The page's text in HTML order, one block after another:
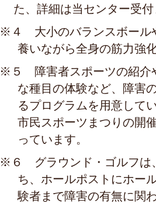
た、詳細は当センター受
※４ 大小のバランスボール
養いながら全身の筋力強
※５ 障害者スポーツの紹介
な種目の体験など、障害
るプログラムを用意して
市民スポーツまつりの開
っています。
※６ グラウンド・ゴルフは
ち、ホールポストにホー
験者まで障害の有無に関